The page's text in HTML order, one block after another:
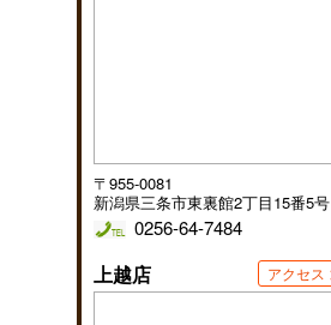
〒955-0081
新潟県三条市東裏館2丁目15番5号
0256-64-7484
上越店 アクセス